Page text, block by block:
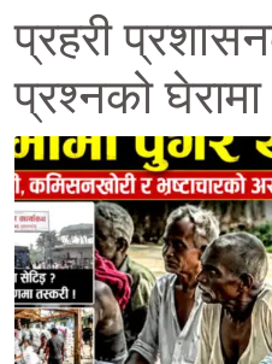
प्रहरी
प्रश्नको घेरामा